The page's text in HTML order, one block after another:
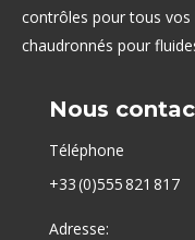
contrôles pour tous vos
chaudronnés pour
Nous
Téléphone
+33 (0)555 821 817
Adresse: